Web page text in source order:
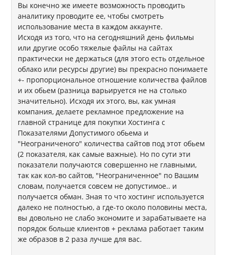
Вы конечно же имеете возможность проводить
аналитику проводите ее, чтобы смотреть
использование места в каждом аккаунте.
Исходя из того, что на сегодняшний день фильмы
или другие особо тяжелые файлы на сайтах
практически не держаться (для этого есть отдельное
облако или ресурсы другие) вы прекрасно понимаете
+- пропорциональное отношение количества файлов
и их обьем (разница варьируется не на столько
значительно). Исходя их этого, вы, как умная
компания, делаете рекламное предложение на
главной странице для покупки Хостинга с
Показателями Допустимого обьема и
"Неограниченого" количества сайтов под этот обьем
(2 показателя, как самые важные). Но по сути эти
показатели получаются совершенно не главными,
так как кол-во сайтов, "Неограниченное" по Вашим
словам, получается совсем не допустимое.. и
получается обман. Зная то что хостинг используется
далеко не полностью, а где-то около половины места,
вы довольно не слабо экономите и зарабатываете на
порядок больше клиентов + реклама работает таким
же образов в 2 раза лучше для вас.